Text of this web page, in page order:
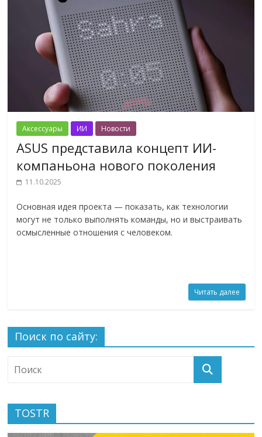
Аксессуары ИИ Новости
ASUS представила концепт ИИ-
компаньона нового поколения
11.10.2025
Основная идея проекта — показать, как технологии
могут не только выполнять команды, но и выстраивать
осмысленные отношения с человеком.
Читать далее
Поиск по сайту:
TOSTR